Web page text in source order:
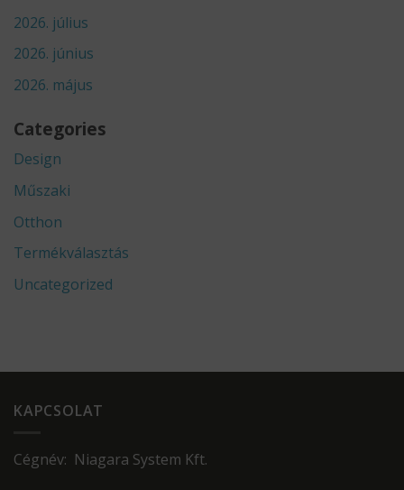
2026. július
2026. június
2026. május
Categories
Design
Műszaki
Otthon
Termékválasztás
Uncategorized
KAPCSOLAT
Cégnév: Niagara System Kft.